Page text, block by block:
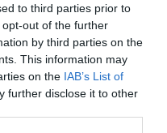
to third parties prior to
out of the further
by third parties on the
This information may
on the IAB’s List of
further disclose it to other